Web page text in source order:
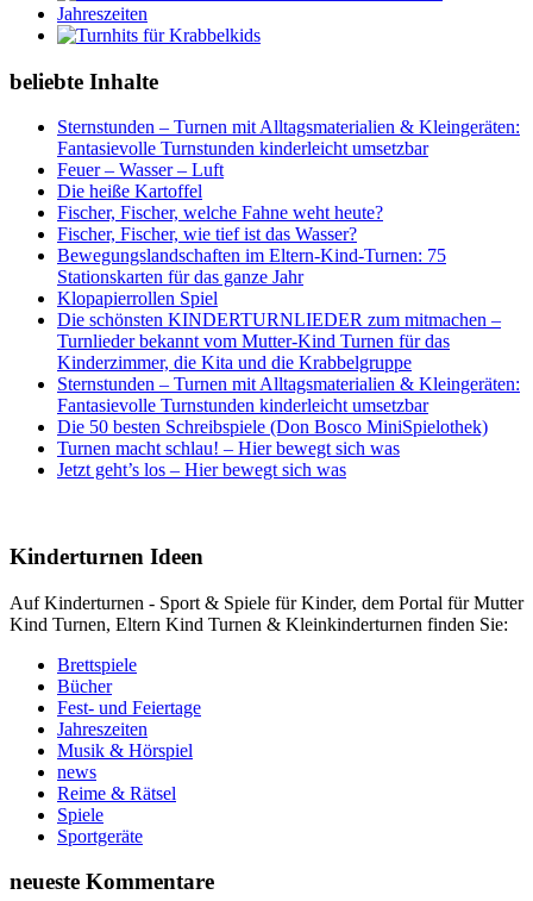
beliebte Inhalte
Sternstunden – Turnen mit Alltagsmaterialien & Kleingeräten:
Fantasievolle Turnstunden kinderleicht umsetzbar
Feuer – Wasser – Luft
Die heiße Kartoffel
Fischer, Fischer, welche Fahne weht heute?
Fischer, Fischer, wie tief ist das Wasser?
Bewegungslandschaften im Eltern-Kind-Turnen: 75
Stationskarten für das ganze Jahr
Klopapierrollen Spiel
Die schönsten KINDERTURNLIEDER zum mitmachen –
Turnlieder bekannt vom Mutter-Kind Turnen für das
Kinderzimmer, die Kita und die Krabbelgruppe
Sternstunden – Turnen mit Alltagsmaterialien & Kleingeräten:
Fantasievolle Turnstunden kinderleicht umsetzbar
Die 50 besten Schreibspiele (Don Bosco MiniSpielothek)
Turnen macht schlau! – Hier bewegt sich was
Jetzt geht’s los – Hier bewegt sich was
Kinderturnen Ideen
Auf Kinderturnen - Sport & Spiele für Kinder, dem Portal für Mutter
Kind Turnen, Eltern Kind Turnen & Kleinkinderturnen finden Sie:
Brettspiele
Bücher
Fest- und Feiertage
Jahreszeiten
Musik & Hörspiel
news
Reime & Rätsel
Spiele
Sportgeräte
neueste Kommentare